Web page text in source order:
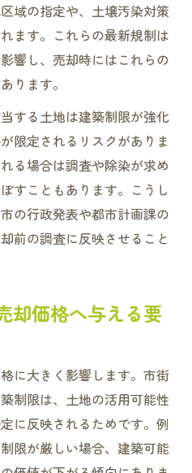
域の指定や、土壌汚染対策
ます。これらの最新規制は
響し、売却時にはこれらの
ります。
する土地は建築制限が強化
限定されるリスクがありま
る場合は調査や除染が求め
すこともあります。こうし
の行政発表や都市計画課の
前の調査に反映させること
却価格へ与える要
に大きく影響します。市街
制限は、土地の活用可能性
に反映されるためです。例
限が厳しい場合、建築可能